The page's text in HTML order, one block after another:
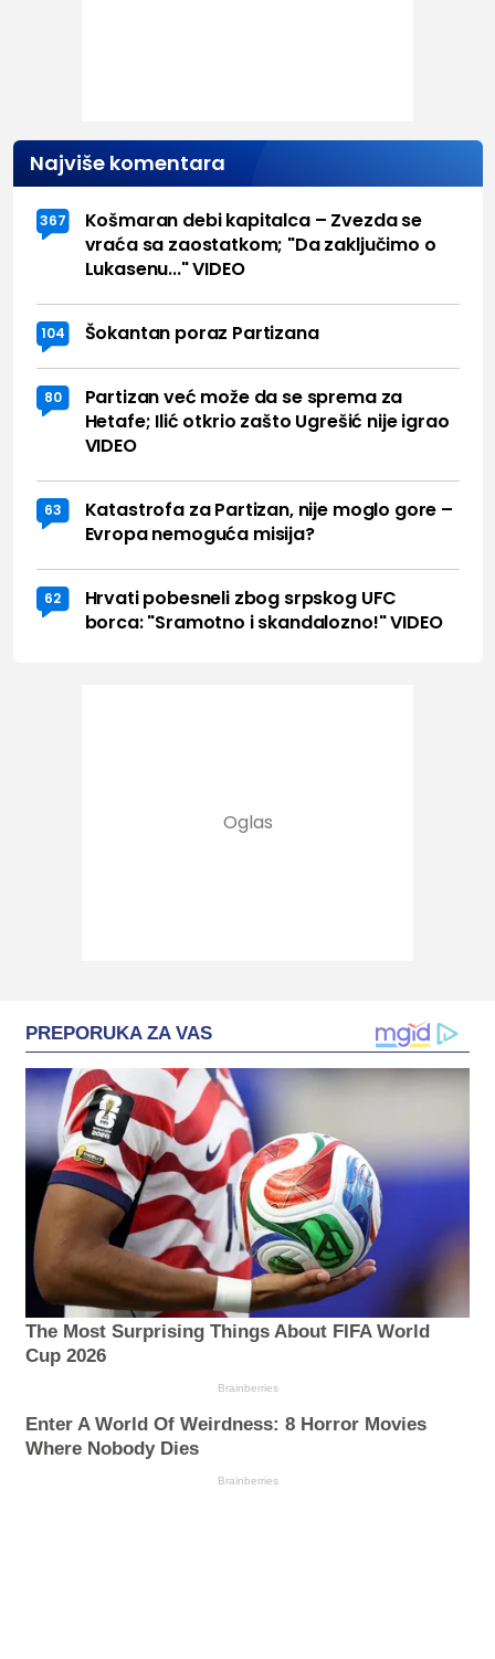
Najviše komentara
367
Košmaran debi kapitalca – Zvezda se
vraća sa zaostatkom; "Da zaključimo o
Lukasenu..." VIDEO
104 Šokantan poraz Partizana
80
Partizan već može da se sprema za
Hetafe; Ilić otkrio zašto Ugrešić nije igrao
VIDEO
63
Katastrofa za Partizan, nije moglo gore –
Evropa nemoguća misija?
62
Hrvati pobesneli zbog srpskog UFC
borca: "Sramotno i skandalozno!" VIDEO
PREPORUKA ZA VAS
The Most Surprising Things About FIFA World
Cup 2026
Brainberries
Enter A World Of Weirdness: 8 Horror Movies
Where Nobody Dies
Brainberries